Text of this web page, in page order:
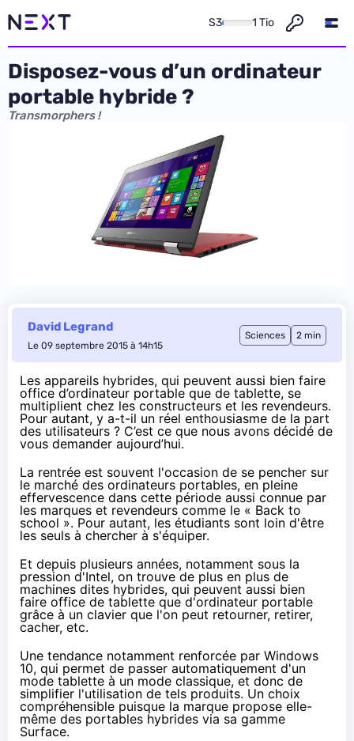
S3 1 Tio
Disposez-vous d’un ordinateur
portable hybride ?
Transmorphers !
David Legrand
Le 09 septembre 2015 à 14h15
Sciences 2 min
Les appareils hybrides, qui peuvent aussi bien faire
office d’ordinateur portable que de tablette, se
multiplient chez les constructeurs et les revendeurs.
Pour autant, y a-t-il un réel enthousiasme de la part
des utilisateurs ? C’est ce que nous avons décidé de
vous demander aujourd’hui.
La rentrée est souvent l'occasion de se pencher sur
le marché des ordinateurs portables, en pleine
effervescence dans cette période aussi connue par
les marques et revendeurs comme le « Back to
school ». Pour autant, les étudiants sont loin d'être
les seuls à chercher à s'équiper.
Et depuis plusieurs années, notamment sous la
pression d'Intel, on trouve de plus en plus de
machines dites hybrides, qui peuvent aussi bien
faire office de tablette que d'ordinateur portable
grâce à un clavier que l'on peut retourner, retirer,
cacher, etc.
Une tendance notamment renforcée par Windows
10, qui permet de passer automatiquement d'un
mode tablette à un mode classique, et donc de
simplifier l'utilisation de tels produits. Un choix
compréhensible puisque la marque propose elle-
même des portables hybrides via sa gamme
Surface.